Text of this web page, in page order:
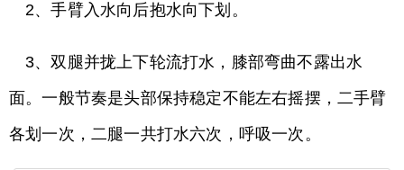
2、手臂入水向后抱水向下划。
3、双腿并拢上下轮流打水，膝部弯曲不露出水
面。一般节奏是头部保持稳定不能左右摇摆，二手臂
各划一次，二腿一共打水六次，呼吸一次。